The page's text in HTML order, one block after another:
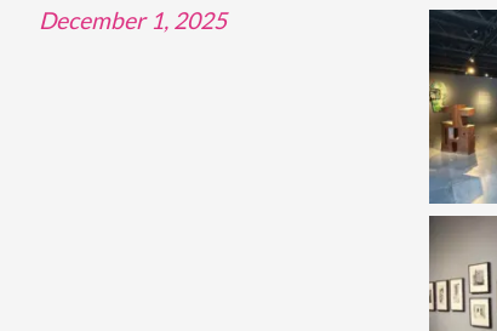
December 1, 2025